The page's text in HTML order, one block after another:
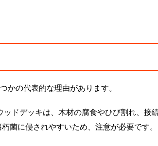
かの代表的な理由があります。
ッドデッキは、木材の腐食やひび割れ、
菌に侵されやすいため、注意が必要です。